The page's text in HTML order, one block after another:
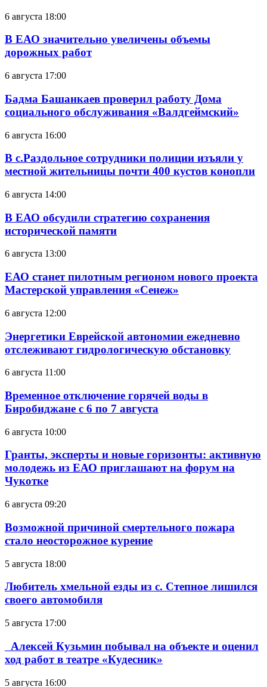
6 августа 18:00
В ЕАО значительно увеличены объемы
дорожных работ
6 августа 17:00
Бадма Башанкаев проверил работу Дома
социального обслуживания «Валдгеймский»
6 августа 16:00
В с.Раздольное сотрудники полиции изъяли у
местной жительницы почти 400 кустов конопли
6 августа 14:00
В ЕАО обсудили стратегию сохранения
исторической памяти
6 августа 13:00
ЕАО станет пилотным регионом нового проекта
Мастерской управления «Сенеж»
6 августа 12:00
Энергетики Еврейской автономии ежедневно
отслеживают гидрологическую обстановку
6 августа 11:00
Временное отключение горячей воды в
Биробиджане с 6 по 7 августа
6 августа 10:00
Гранты, эксперты и новые горизонты: активную
молодежь из ЕАО приглашают на форум на
Чукотке
6 августа 09:20
Возможной причиной смертельного пожара
стало неосторожное курение
5 августа 18:00
Любитель хмельной езды из с. Степное лишился
своего автомобиля
5 августа 17:00
Алексей Кузьмин побывал на объекте и оценил
ход работ в театре «Кудесник»
5 августа 16:00